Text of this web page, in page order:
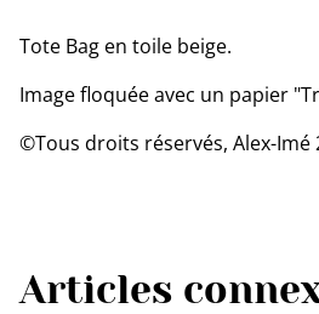
Tote Bag en toile beige.
Image floquée avec un papier
©Tous droits réservés, Alex-Imé
Articles